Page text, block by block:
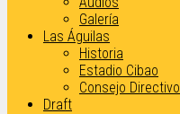
Galería
Las Águilas
Historia
Estadio Cibao
Consejo Directivo
Draft